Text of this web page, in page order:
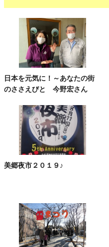
日本を元気に！～あなたの街
のささえびと 今野宏さん
美郷夜市２０１９♪